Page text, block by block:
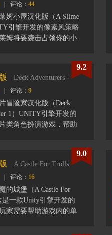
评论： 44
姆小屋汉化版（A Slime
引擎开发的像素风策略
姆将要袭击占领你的小
各种怪物，以帮助你增
小屋里的设施同样也需
级床、磨砺工具、拼尽
姆吧！该游戏有两个结
成游戏前生存的天数。
Deck Adventurers - Chapter 1
评论： 9
冒险家汉化版（Deck
1）UNITY引擎开发的
类角色扮演游戏，帮助
新的技能，每次战斗前
择好你要添加到卡组中
加有效的战胜敌人。
9.2
A Castle For Trolls
评论： 16
的城堡（A Castle For
一款Unity引擎开发的
家需要帮助游戏内的单
9.0